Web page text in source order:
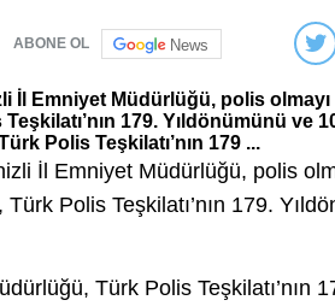
ABONE OL News
İl Emniyet Müdürlüğü, polis
179. Yıldönümünü ve
Polis Teşkilatı’nın 179 ...
İl Emniyet Müdürlüğü, polis
Polis Teşkilatı’nın 179.
Türk Polis Teşkilatı’nın